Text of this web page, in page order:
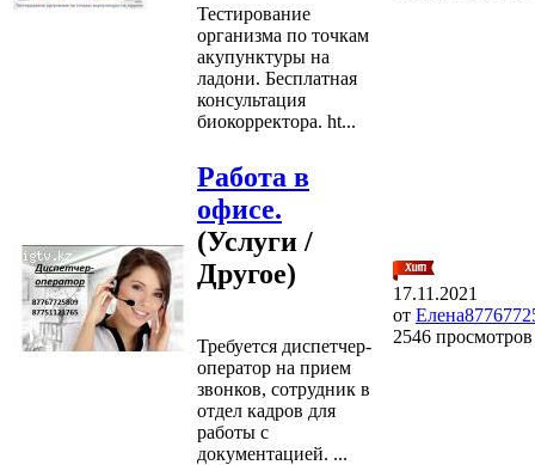
Тестирование
организма по точкам
акупунктуры на
ладони. Бесплатная
консультация
биокорректора. ht...
Работа в
офисе.
(Услуги /
Другое)
Требуется диспетчер-
оператор на прием
звонков, сотрудник в
отдел кадров для
работы с
документацией. ...
17.11.2021
от
2546 просмотров